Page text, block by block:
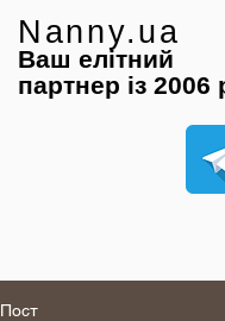
Nanny.ua
Ваш елітний
партнер із 2006
Пост